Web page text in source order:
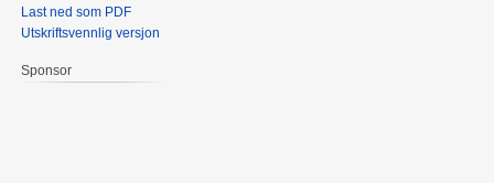
Last ned som PDF
Utskriftsvennlig versjon
Sponsor